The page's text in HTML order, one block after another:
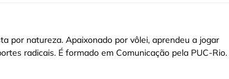
por natureza. Apaixonado por vôlei, aprendeu a jogar
radicais. É formado em Comunicação pela PUC-Rio.